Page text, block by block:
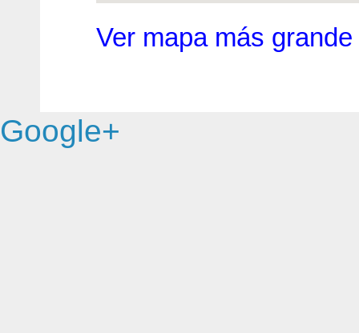
Ver mapa más grande
Google+